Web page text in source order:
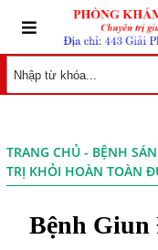
TRANG CHỦ- BỆNH
TRỊ KHỎI HOÀN TOÀN
Bệnh Giun